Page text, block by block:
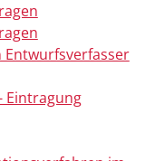
Eintragung